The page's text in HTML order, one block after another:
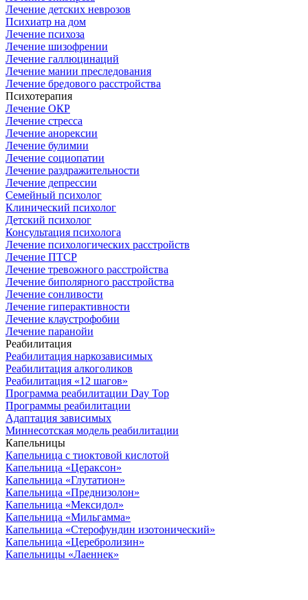
Лечение детских неврозов
Психиатр на дом
Лечение психоза
Лечение шизофрении
Лечение галлюцинаций
Лечение мании преследования
Лечение бредового расстройства
Психотерапия
Лечение ОКР
Лечение стресса
Лечение анорексии
Лечение булимии
Лечение социопатии
Лечение раздражительности
Лечение депрессии
Семейный психолог
Клинический психолог
Детский психолог
Консультация психолога
Лечение психологических расстройств
Лечение ПТСР
Лечение тревожного расстройства
Лечение биполярного расстройства
Лечение сонливости
Лечение гиперактивности
Лечение клаустрофобии
Лечение паранойи
Реабилитация
Реабилитация наркозависимых
Реабилитация алкоголиков
Реабилитация «12 шагов»
Программа реабилитации Day Top
Программы реабилитации
Адаптация зависимых
Миннесотская модель реабилитации
Капельницы
Капельница с тиоктовой кислотой
Капельница «Цераксон»
Капельница «Глутатион»
Капельница «Преднизолон»
Капельница «Мексидол»
Капельница «Мильгамма»
Капельница «Стерофундин изотонический»
Капельница «Церебролизин»
Капельницы «Лаеннек»